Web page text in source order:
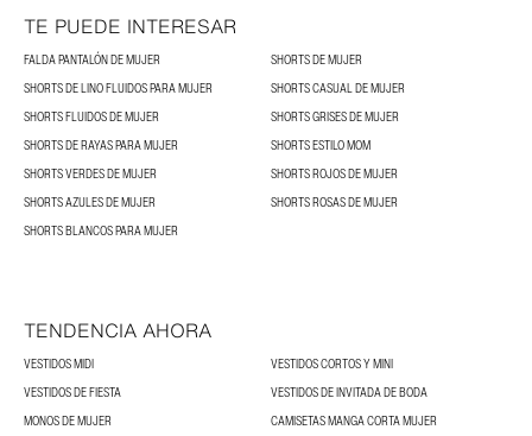
TE PUEDE INTERESAR
FALDA PANTALÓN DE MUJER
SHORTS DE MUJER
SHORTS DE LINO FLUIDOS PARA MUJER
SHORTS CASUAL DE MUJER
SHORTS FLUIDOS DE MUJER
SHORTS GRISES DE MUJER
SHORTS DE RAYAS PARA MUJER
SHORTS ESTILO MOM
SHORTS VERDES DE MUJER
SHORTS ROJOS DE MUJER
SHORTS AZULES DE MUJER
SHORTS ROSAS DE MUJER
SHORTS BLANCOS PARA MUJER
TENDENCIA AHORA
VESTIDOS MIDI
VESTIDOS CORTOS Y MINI
VESTIDOS DE FIESTA
VESTIDOS DE INVITADA DE BODA
MONOS DE MUJER
CAMISETAS MANGA CORTA MUJER